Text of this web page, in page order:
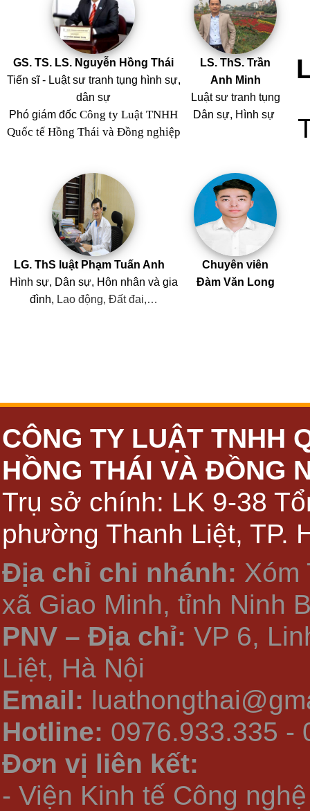
GS. TS. LS. Nguyễn Hồng Thái
Tiến sĩ - Luật sư tranh tụng hình sự,
dân sự
Phó giám đốc Công ty Luật TNHH
Quốc tế Hồng Thái và Đồng nghiệp
LS. ThS. Trần
Anh Minh
Luật sư tranh tụng
Dân sự, Hình sự
LG. ThS luật Phạm Tuấn Anh
Hình sự, Dân sự, Hôn nhân và gia
đình, Lao động, Đất đai,…
Chuyên viên
Đàm Văn Long
CÔNG TY LUẬT TNHH
HỒNG THÁI VÀ ĐỒNG
Trụ sở chính: LK 9-38
phường Thanh Liệt, TP.
Địa chỉ chi nhánh: Xóm
xã Giao Minh, tỉnh Ninh
PNV – Địa chỉ: VP 6,
Liệt, Hà Nội
Email:
Hotline: 0976.933.335 -
Đơn vị liên kết:
- Viện Kinh tế Công